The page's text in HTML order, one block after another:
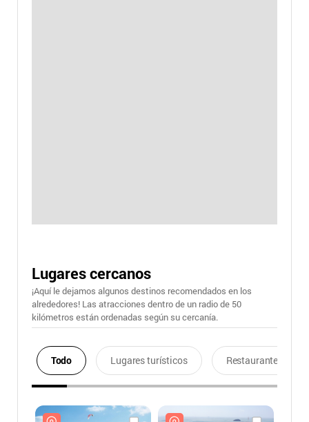
Lugares cercanos
¡Aquí le dejamos algunos destinos recomendados en los
alrededores! Las atracciones dentro de un radio de 50
kilómetros están ordenadas según su cercanía.
Todo Lugares turísticos Restaurantes